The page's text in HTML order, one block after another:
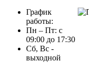
График
работы:
Пн – Пт: с
09:00 до 17:30
Сб, Вс -
выходной